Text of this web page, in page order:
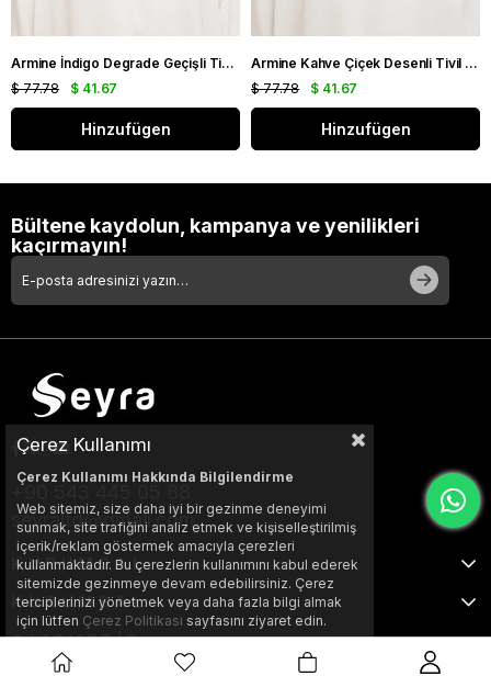
Armine İndigo Degrade Geçişli Tivil İpek Eşarp 9051 - 11
$ 41.67
$ 77.78
Hinzufügen
Armine Kahve Çiçek Desenli Tivil İpek Eşarp 9048 - 53
$ 41.67
$ 77.78
Hinzufügen
Bültene kaydolun, kampanya ve yenilikleri
kaçırmayın!
+90 543 445 05 88
seyraltd@gmail.com
KURUMSAL
KURUMSAL
ALIŞVERİŞ
Çerez Kullanımı
Çerez Kullanımı Hakkında Bilgilendirme
Web sitemiz, size daha iyi bir gezinme deneyimi
sunmak, site trafiğini analiz etmek ve kişiselleştirilmiş
içerik/reklam göstermek amacıyla çerezleri
kullanmaktadır. Bu çerezlerin kullanımını kabul ederek
sitemizde gezinmeye devam edebilirsiniz. Çerez
terciplerinizi yönetmek veya daha fazla bilgi almak
için lütfen Çerez Politikası sayfasını ziyaret edin.